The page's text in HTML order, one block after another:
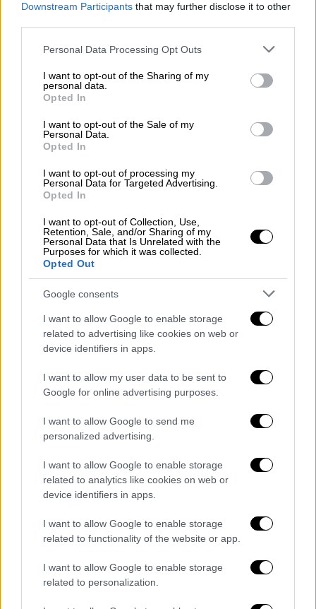
Downstream Participants that may further disclose it to other
Please note that this website/app uses one or more Google
not limited to your visit or usage behaviour. You may click to
grant or deny consent to Google and its third-party tags to
use your data for below specified purposes in below Google
consent section.
Personal Data Processing Opt Outs
I want to opt-out of the Sharing of my
personal data.
Opted In
I want to opt-out of the Sale of my
Personal Data.
Opted In
I want to opt-out of processing my
Personal Data for Targeted Advertising.
Opted In
I want to opt-out of Collection, Use,
Retention, Sale, and/or Sharing of my
Personal Data that Is Unrelated with the
Purposes for which it was collected.
Opted Out
Google consents
I want to allow Google to enable storage
related to advertising like cookies on web or
device identifiers in apps.
I want to allow my user data to be sent to
Google for online advertising purposes.
I want to allow Google to send me
personalized advertising.
I want to allow Google to enable storage
related to analytics like cookies on web or
device identifiers in apps.
I want to allow Google to enable storage
related to functionality of the website or app.
I want to allow Google to enable storage
related to personalization.
«Με κανέναν τρόπο δεν πρέπει να το
υποτιμήσουμε» είπε. «Υπήρξε κυριολεκτικά
επίθεση κατά της δημοκρατίας
στις ΗΠΑ,
δικτύωσης, είναι ένα ζήτημαβίαιου
εξτρεμισμού
Διαβάστε ακόμα:Μέγκαν και Χάρι: «Δεν
αντέχουν το μίσος που δέχονται» -
Εγκαταλείπουν τα social media
«Είναι ευρέως αναγνωρισμένο ότι τα
κοινωνικής δικτύωσης έπαιξαν ρόλο στη
γενοκτονία στη Μιανμάρκαι
χρησιμοποιήθηκαν ωςόχημα για την
υποκίνηση βίας εναντίον των Ροχίνγκια
αυτό είναι ζήτημα ανθρωπίνων δικαιωμάτων.
στη Βραζιλία, τα μέσα κοινωνικής
δικτύωσης παρείχαν έναν δίαυλο
παραπληροφόρησηςπου τελικά έφερε
περιβαλλοντικό και παγκόσμιο ζήτημα
υγείας» είπε.
«Κατά κάποιον τρόπο, η υιοθέτηση μη
παρεμβατικής κατά κύριο λόγο πρακτικής
προσέγγισης των προβλημάτων για τόσο
μεγάλο χρονικό διάστημα είναι μια άσκηση
εξουσίας» εκτίμησε ο πρίγκιπας Χάρι.
Ζητώντας άμεση ανάληψη ευθυνών, ο
αγαπημένα μας πρόσωπα από θεωρίες
συνωμοσίας, χάνουμε την αίσθηση του